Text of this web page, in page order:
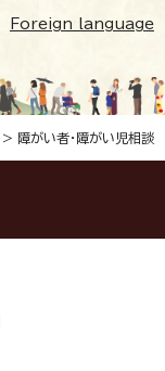
Foreign language
> 障がい者・障がい児相談